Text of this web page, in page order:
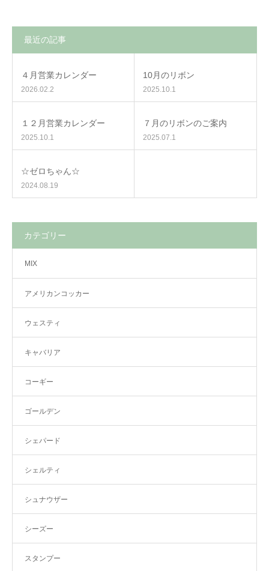
最近の記事
４月営業カレンダー
2026.02.2
10月のリボン
2025.10.1
１２月営業カレンダー
2025.10.1
７月のリボンのご案内
2025.07.1
☆ゼロちゃん☆
2024.08.19
カテゴリー
MIX
アメリカンコッカー
ウェスティ
キャバリア
コーギー
ゴールデン
シェパード
シェルティ
シュナウザー
シーズー
スタンプー